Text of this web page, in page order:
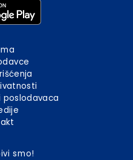
poslodavaca
smo!